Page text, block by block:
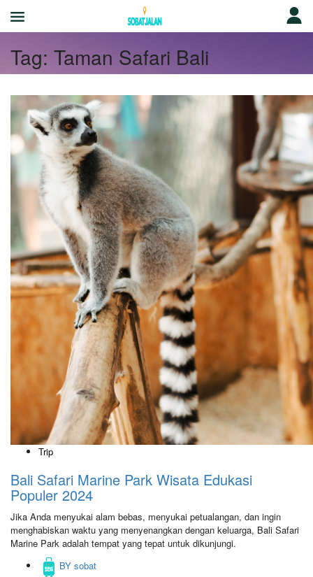
Tag: Taman Safari Bali
Trip
Bali Safari Marine Park Wisata Edukasi
Populer 2024
Jika Anda menyukai alam bebas, menyukai petualangan, dan ingin
menghabiskan waktu yang menyenangkan dengan keluarga, Bali Safari
Marine Park adalah tempat yang tepat untuk dikunjungi.
BY sobat